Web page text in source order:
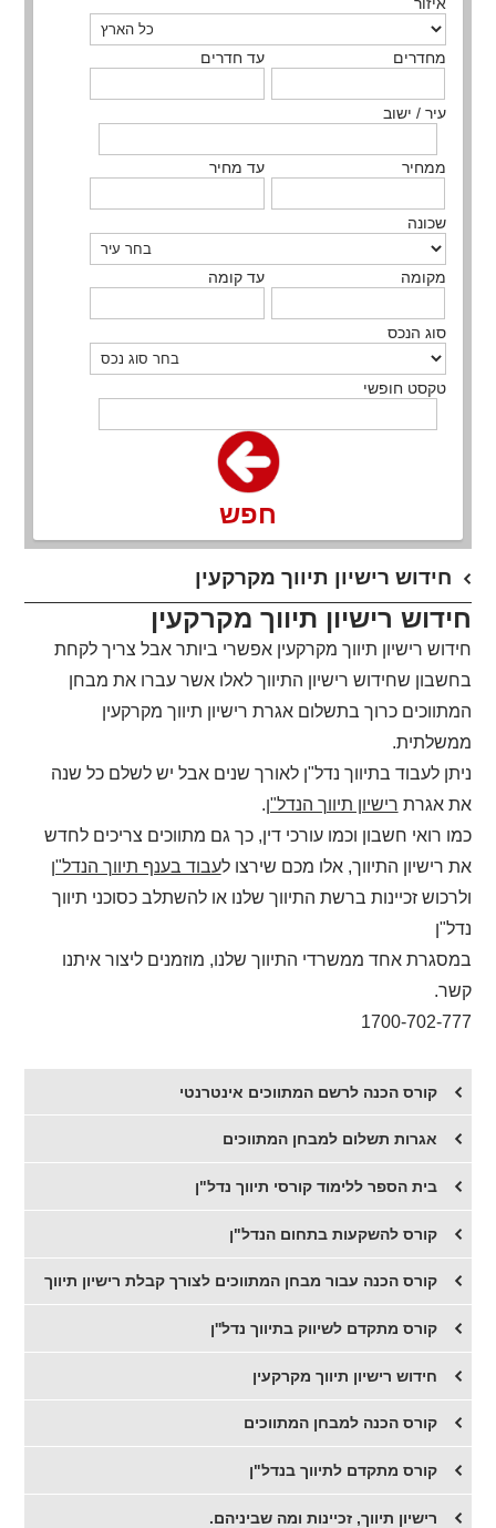
איזור
מחדרים עד חדרים
עיר / ישוב
ממחיר עד מחיר
שכונה
מקומה עד קומה
סוג הנכס
טקסט חופשי
חפש
חידוש רישיון תיווך מקרקעין
חידוש רישיון תיווך מקרקעין
חידוש רישיון תיווך מקרקעין אפשרי ביותר אבל צריך לקחת
בחשבון שחידוש רישיון התיווך לאלו אשר עברו את מבחן
המתווכים כרוך בתשלום אגרת רישיון תיווך מקרקעין
ממשלתית.
ניתן לעבוד בתיווך נדל"ן לאורך שנים אבל יש לשלם כל שנה
את אגרת רישיון תיווך הנדל"ן.
כמו רואי חשבון וכמו עורכי דין, כך גם מתווכים צריכים לחדש
את רישיון התיווך, אלו מכם שירצו לעבוד בענף תיווך הנדל"ן
ולרכוש זכיינות ברשת התיווך שלנו או להשתלב כסוכני תיווך
נדל"ן
במסגרת אחד ממשרדי התיווך שלנו, מוזמנים ליצור איתנו
קשר.
1700-702-777
קורס הכנה לרשם המתווכים אינטרנטי
אגרות תשלום למבחן המתווכים
בית הספר ללימוד קורסי תיווך נדל"ן
קורס להשקעות בתחום הנדל"ן
קורס הכנה עבור מבחן המתווכים לצורך קבלת רישיון תיווך
קורס מתקדם לשיווק בתיווך נדל''ן
חידוש רישיון תיווך מקרקעין
קורס הכנה למבחן המתווכים
קורס מתקדם לתיווך בנדל"ן
רישיון תיווך, זכיינות ומה שביניהם.